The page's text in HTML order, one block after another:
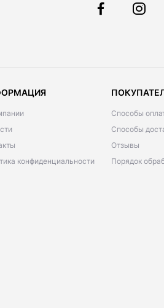
конфиденциальности
Способы
Способы
Отзывы
Порядок